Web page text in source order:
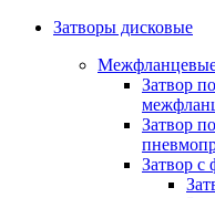
Затворы дисковые
Затвор
Затвор
Затвор